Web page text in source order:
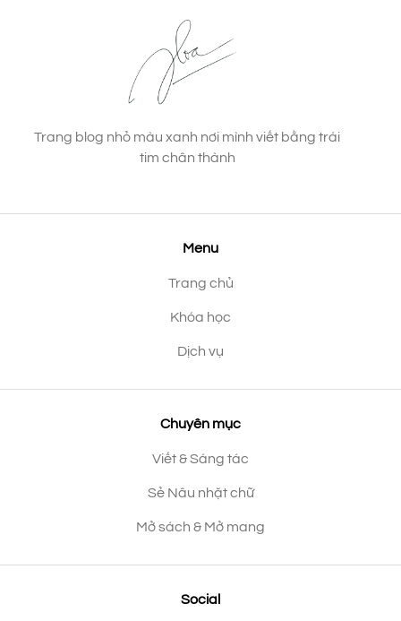
Trang blog nhỏ màu xanh nơi mình viết bằng trái
tim chân thành
Menu
Trang chủ
Khóa học
Dịch vụ
Chuyên mục
Viết & Sáng tác
Sẻ Nâu nhặt chữ
Mở sách & Mở mang
Social